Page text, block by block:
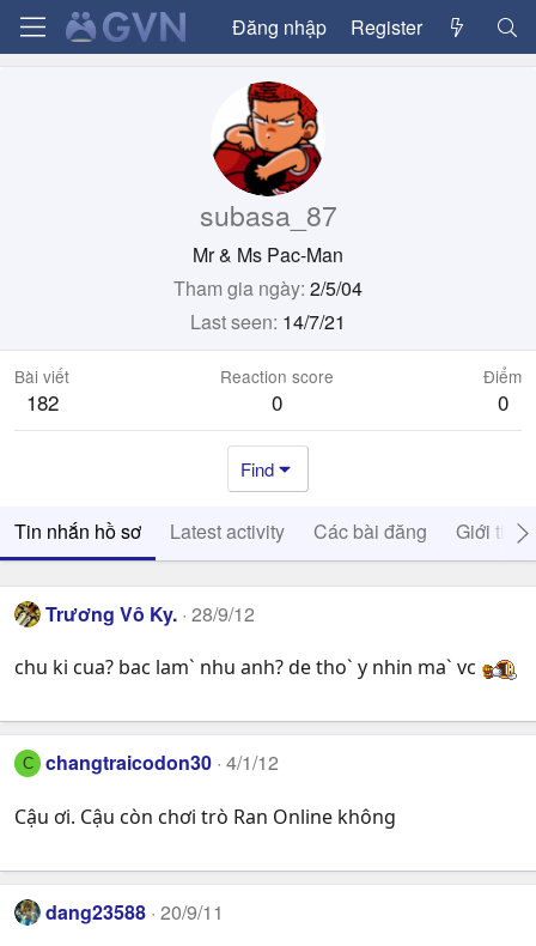
Đăng nhập Register
subasa_87
Mr & Ms Pac-Man
Tham gia ngày 2/5/04
Last seen 14/7/21
Bài viết
182
Reaction score
0
Điểm
0
Find
Tin nhắn hồ sơ Latest activity Các bài đăng Giới thiệu
Trương Vô Ky. 28/9/12
chu ki cua? bac lam` nhu anh? de tho` y nhin ma` vc
C changtraicodon30 4/1/12
Cậu ơi. Cậu còn chơi trò Ran Online không
dang23588 20/9/11